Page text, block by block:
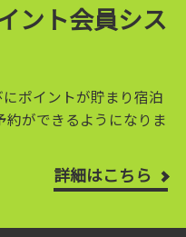
ント会員シス
ポイントが貯まり宿泊
約ができるようになりま
詳細はこちら